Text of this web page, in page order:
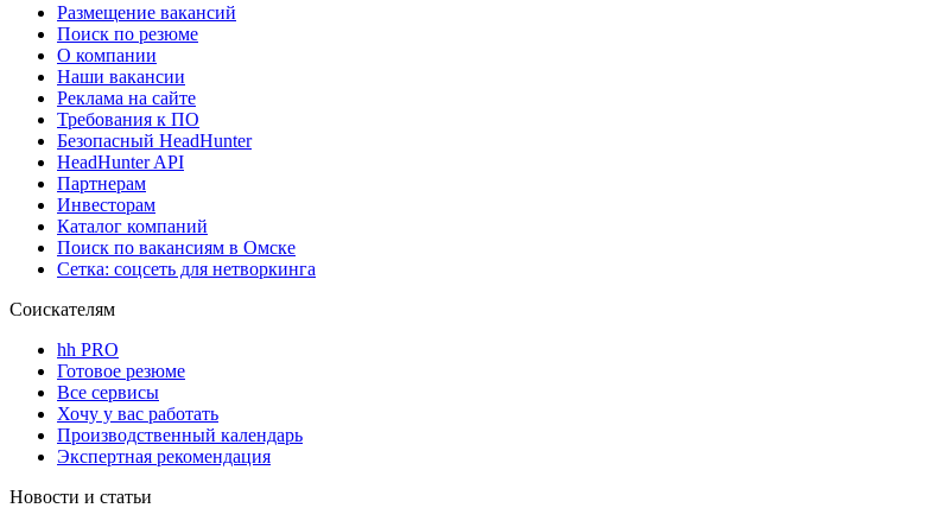
Размещение вакансий
Поиск по резюме
О компании
Наши вакансии
Реклама на сайте
Требования к ПО
Безопасный HeadHunter
HeadHunter API
Партнерам
Инвесторам
Каталог компаний
Поиск по вакансиям в Омске
Сетка: соцсеть для нетворкинга
Соискателям
hh PRO
Готовое резюме
Все сервисы
Хочу у вас работать
Производственный календарь
Экспертная рекомендация
Новости и статьи